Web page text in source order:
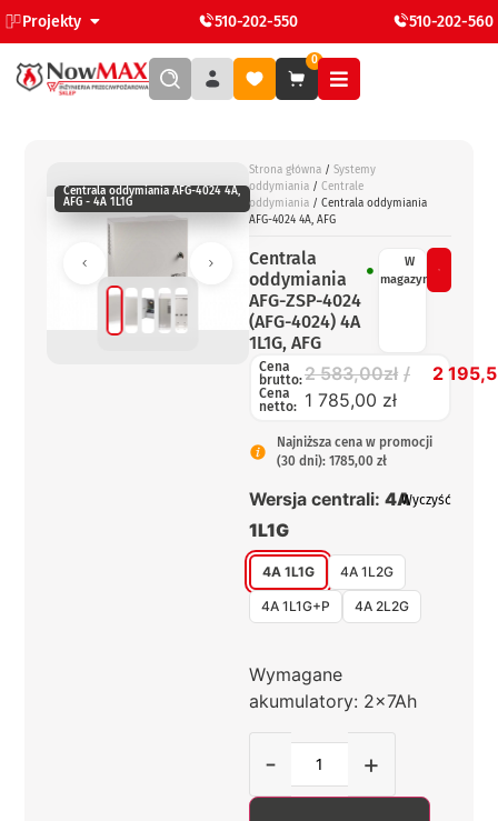
Projekty 510-202-550 510-202-560
0
Centrala oddymiania AFG-4024 4A,
AFG - 4A 1L1G
Strona główna / Systemy
oddymiania / Centrale
oddymiania / Centrala oddymiania
AFG-4024 4A, AFG
Centrala
oddymiania
AFG-ZSP-4024
(AFG-4024) 4A
1L1G, AFG
W
magazynie
Cena
brutto:2 583,00zł 2
Cena
netto: 1 785,00 zł
Najniższa cena w promocji
(30 dni): 1785,00 zł
Wersja centrali: 4A
1L1G
4A 1L1G 4A 1L2G
4A 1L1G+P 4A 2L2G
Wyczyść
Wymagane
akumulatory: 2x7Ah
- +